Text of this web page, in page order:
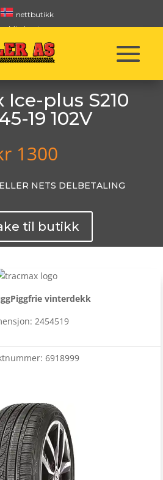
nettbutikk
Min konto
Handlekurv
Betingelser
Ice-plus S210
19 102V
1300
NETS DELBETALING
til butikk
Piggfrie vinterdekk
2454519
6918999